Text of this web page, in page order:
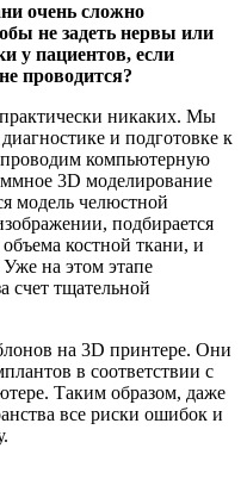
очень сложно
не задеть нервы или
у пациентов, если
проводится?
никаких. Мы
и подготовке к
компьютерную
3D моделирование
модель челюстной
подбирается
костной ткани, и
на этом этапе
счет тщательной
на 3D принтере. Они
в соответствии с
Таким образом, даже
все риски ошибок и